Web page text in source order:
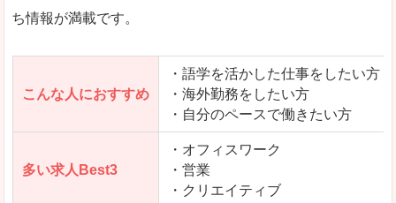
「エン転職ウーマン」で「安達郡大玉村」の
ち情報が満載です。
こんな人におすすめ
・語学を活かした仕事をしたい方
・海外勤務をしたい方
・自分のペースで働きたい方
多い求人Best3
・オフィスワーク
・営業
・クリエイティブ